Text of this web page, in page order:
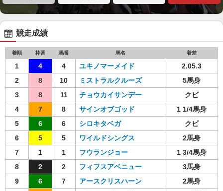
競走成績
着順 枠番 馬番 馬名 着差
1 4 4 ユキノマーメイド
2.05.3
2
8 10 ミストラルクルーズ
5馬身
3
8 11 チョウカイサンデー
クビ
4
7 8 サインオブゴッド
1 1/4馬身
5
6 6 シロキタベガ
クビ
6
5 5 ワイルドシングス
2馬身
7
1 1 フウランジョー
1 3/4馬身
8
2 2 フィフスアベニュー
3馬身
9
6 7 アースクリスハーン
2馬身